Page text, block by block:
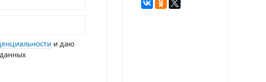
и даю